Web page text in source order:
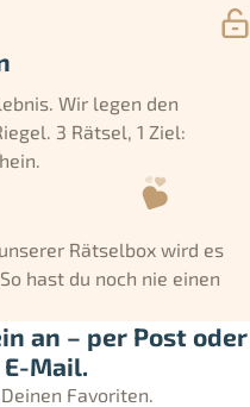
Wir legen den
3 Rätsel, 1 Ziel:
Rätselbox wird es
hast du noch nie einen
an – per Post oder
Mail.
Favoriten.